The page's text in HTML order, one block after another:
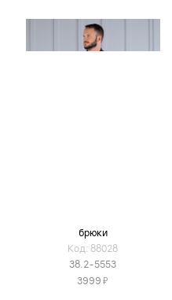
брюки
Код: 88028
38.2-5553
3999Я